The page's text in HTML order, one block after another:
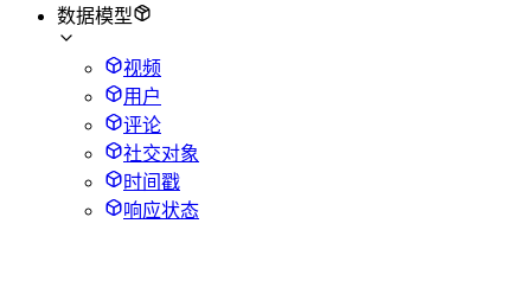
数据模型
视频
用户
评论
社交对象
时间戳
响应状态